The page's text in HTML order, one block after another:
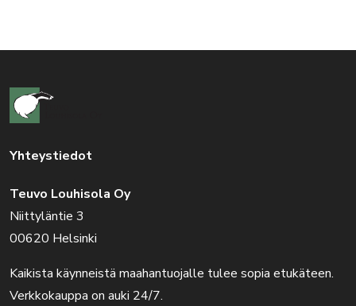
Yhteystiedot
Teuvo Louhisola Oy
Niittyläntie 3
00620 Helsinki
Kaikista käynneistä maahantuojalle tulee sopia etukäteen.
Verkkokauppa on auki 24/7.